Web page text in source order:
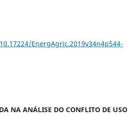
EnergAgric.2019v34n4p544-
NA ANÁLISE DO CONFLITO DE USO